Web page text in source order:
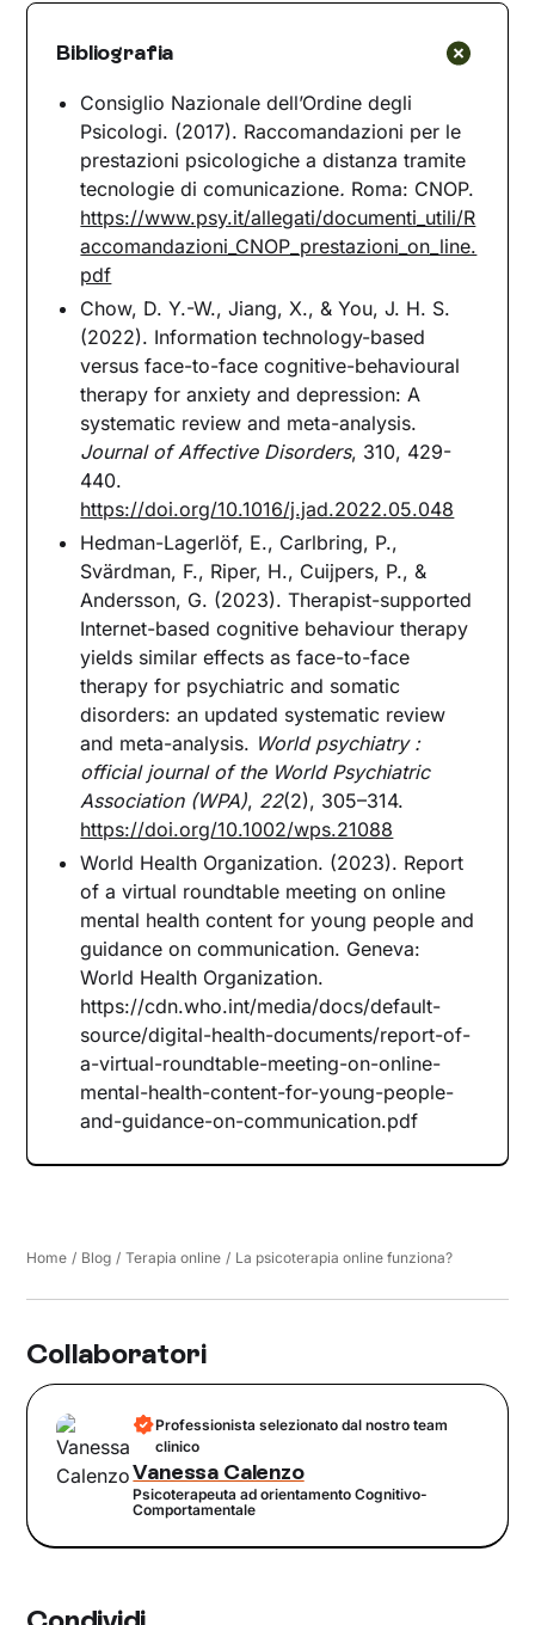
Bibliografia
Consiglio Nazionale dell’Ordine degli
Psicologi. (2017). Raccomandazioni per le
prestazioni psicologiche a distanza tramite
tecnologie di comunicazione. Roma: CNOP.
https://www.psy.it/allegati/documenti_utili/R
accomandazioni_CNOP_prestazioni_on_line.
pdf
Chow, D. Y.-W., Jiang, X., & You, J. H. S.
(2022). Information technology-based
versus face-to-face cognitive-behavioural
therapy for anxiety and depression: A
systematic review and meta-analysis.
Journal of Affective Disorders, 310, 429-
440.
https://doi.org/10.1016/j.jad.2022.05.048
Hedman-Lagerlöf, E., Carlbring, P.,
Svärdman, F., Riper, H., Cuijpers, P., &
Andersson, G. (2023). Therapist-supported
Internet-based cognitive behaviour therapy
yields similar effects as face-to-face
therapy for psychiatric and somatic
disorders: an updated systematic review
and meta-analysis. World psychiatry :
official journal of the World Psychiatric
Association (WPA), 22(2), 305–314.
https://doi.org/10.1002/wps.21088
World Health Organization. (2023). Report
of a virtual roundtable meeting on online
mental health content for young people and
guidance on communication. Geneva:
World Health Organization.
https://cdn.who.int/media/docs/default-
source/digital-health-documents/report-of-
a-virtual-roundtable-meeting-on-online-
mental-health-content-for-young-people-
and-guidance-on-communication.pdf
Home / Blog / Terapia online / La psicoterapia online funziona?
Collaboratori
Professionista selezionato dal nostro team
clinico
Vanessa Calenzo
Psicoterapeuta ad orientamento Cognitivo-
Comportamentale